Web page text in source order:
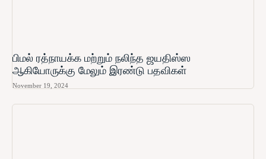
பிமல் ரத்நாயக்க மற்றும் நலிந்த ஜயதிஸ்ஸ
ஆகியோருக்கு மேலும் இரண்டு பதவிகள்
November 19, 2024